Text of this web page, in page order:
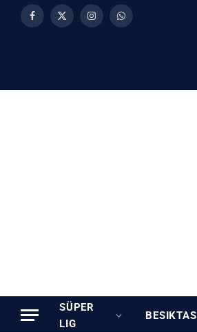
Facebook
X
InstagramWhatsApp
SÜPER
LIG
BESIKTAS